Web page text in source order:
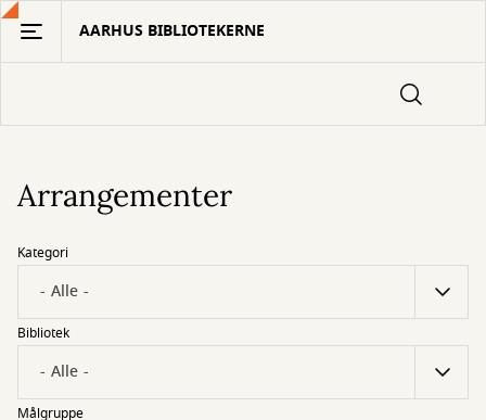
Gå
hovedindhold
AARHUS BIBLIOTEKERNE
Arrangementer
Kategori
Bibliotek
Målgruppe